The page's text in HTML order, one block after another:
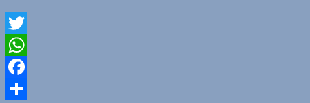
Twitter
WhatsApp
Facebook